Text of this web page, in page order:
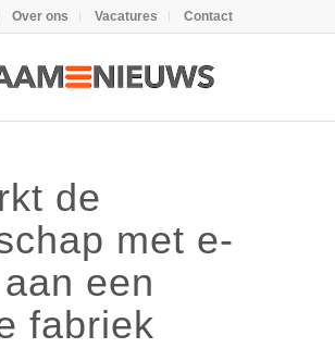
Over ons Vacatures Contact
de
met e-
een
fabriek